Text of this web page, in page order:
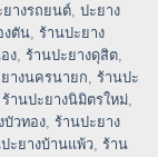
ยางรถยนต์, ปะยาง
งตัน, ร้านปะยาง
ง, ร้านปะยางดุสิต,
างนครนายก, ร้านปะ
ร้านปะยางนิมิตรใหม่,
บัวทอง, ร้านปะยาง
ะยางบ้านแพ้ว, ร้าน